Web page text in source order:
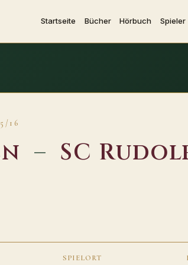
Startseite Bücher Hörbuch Spieler
16
– SC
SPIELORT